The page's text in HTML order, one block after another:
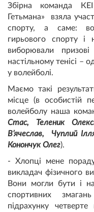
Збірна команда
Гетьмана» взяла
спорту, а саме:
гирьового спорту і
виборювали
настільному тенісі –
у волейболі.
Маємо такі
місце (в особистій
волейболу наша
Стас, Теленик
В’ячеслав, Чуплий
Конончук Олег).
- Хлопці мене
викладач фізичного
Вони могли бути і
спортивних
підрахунку